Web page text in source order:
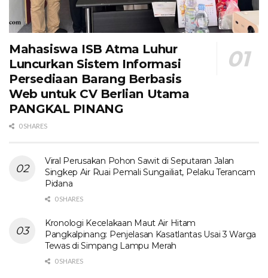
Mahasiswa ISB Atma Luhur
Luncurkan Sistem Informasi
Persediaan Barang Berbasis
Web untuk CV Berlian Utama​
PANGKAL PINANG
0 SHARES
Viral Perusakan Pohon Sawit di Seputaran Jalan
Singkep Air Ruai Pemali Sungailiat, Pelaku Terancam
Pidana
0 SHARES
Kronologi Kecelakaan Maut Air Hitam
Pangkalpinang: Penjelasan Kasatlantas Usai 3 Warga
Tewas di Simpang Lampu Merah
0 SHARES